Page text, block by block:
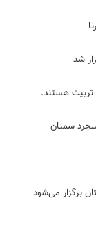
شد
تربیت هستند.
سمنان
برگزار می‌شود